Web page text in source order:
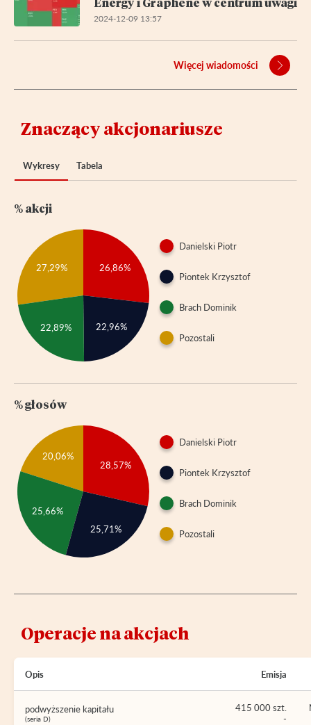
Znaczący akcjonariusze
Wykresy Tabela
% akcji
26,86%
22,96%
27,29%
22,89%
Danielski Piotr
Piontek Krzysztof
Brach Dominik
Pozostali
% głosów
28,57%
20,06%
25,66%
25,71%
Danielski Piotr
Piontek Krzysztof
Brach Dominik
Pozostali
Operacje na akcjach
Opis Emisja
podwyższenie kapitału
(seria D)
415 000 szt.
-
2024-12-09 13:57
Więcej wiadomości